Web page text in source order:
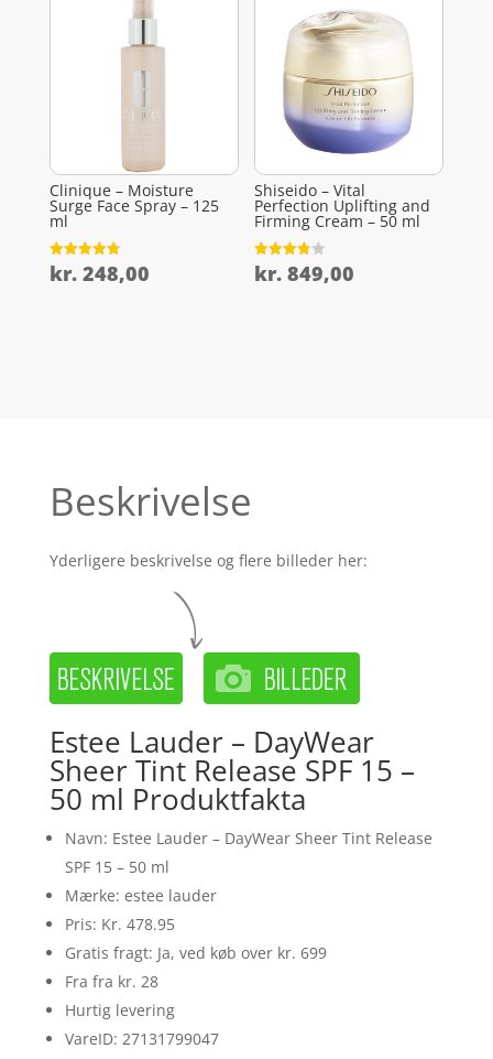
Clinique – Moisture
Surge Face Spray – 125
ml
Vurderet
4.8
kr.248,00
Shiseido – Vital
Perfection Uplifting and
Firming Cream – 50 ml
Vurderet
3.8
kr. 849,00
Beskrivelse
Yderligere beskrivelse og flere billeder her:
Estee Lauder – DayWear
Sheer Tint Release SPF 15 –
50 ml Produktfakta
Navn: Estee Lauder – DayWear Sheer Tint Release
SPF 15 – 50 ml
Mærke: estee lauder
Pris: Kr. 478.95
Gratis fragt: Ja, ved køb over kr. 699
Fra fra kr. 28
Hurtig levering
VareID: 27131799047